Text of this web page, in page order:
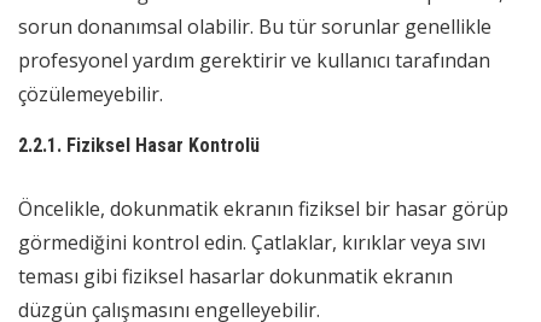
sorun donanımsal olabilir. Bu tür sorunlar genellikle
profesyonel yardım gerektirir ve kullanıcı tarafından
çözülemeyebilir.
2.2.1. Fiziksel Hasar Kontrolü
Öncelikle, dokunmatik ekranın fiziksel bir hasar görüp
görmediğini kontrol edin. Çatlaklar, kırıklar veya sıvı
teması gibi fiziksel hasarlar dokunmatik ekranın
düzgün çalışmasını engelleyebilir.